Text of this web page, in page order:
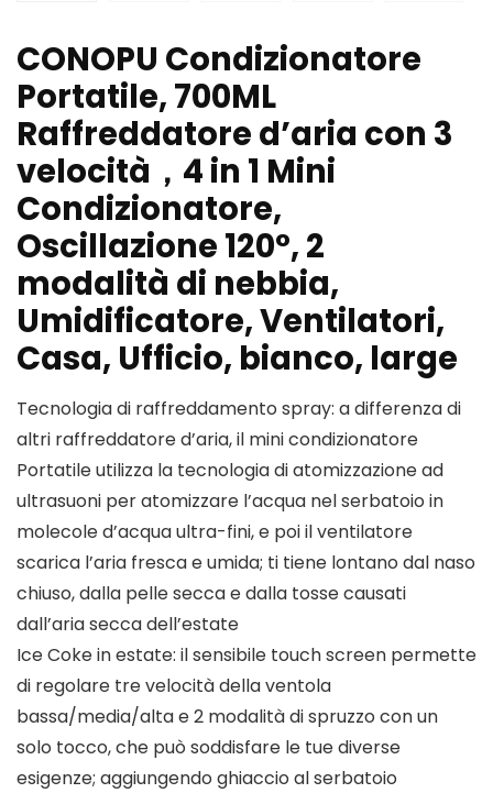
CONOPU Condizionatore
Portatile, 700ML
Raffreddatore d’aria con 3
velocità，4 in 1 Mini
Condizionatore,
Oscillazione 120°, 2
modalità di nebbia,
Umidificatore, Ventilatori,
Casa, Ufficio, bianco, large
Tecnologia di raffreddamento spray: a differenza di
altri raffreddatore d’aria, il mini condizionatore
Portatile utilizza la tecnologia di atomizzazione ad
ultrasuoni per atomizzare l’acqua nel serbatoio in
molecole d’acqua ultra-fini, e poi il ventilatore
scarica l’aria fresca e umida; ti tiene lontano dal naso
chiuso, dalla pelle secca e dalla tosse causati
dall’aria secca dell’estate
Ice Coke in estate: il sensibile touch screen permette
di regolare tre velocità della ventola
bassa/media/alta e 2 modalità di spruzzo con un
solo tocco, che può soddisfare le tue diverse
esigenze; aggiungendo ghiaccio al serbatoio